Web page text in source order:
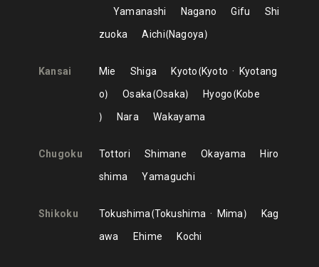
Yamanashi
Nagano Gifu
Shi
zuoka
Aichi Nagoya
Kansai Mie Shiga Kyoto Kyoto
Kyotang
o
Osaka Osaka Hyogo Kobe
Nara
Wakayama
Chugoku Tottori Shimane Okayama
Hiro
shima
Yamaguchi
Shikoku Tokushima Tokushima Mima
Kag
awa
Ehime Kochi